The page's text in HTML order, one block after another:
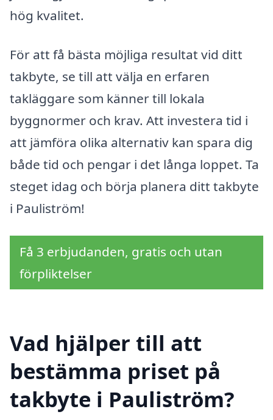
hög kvalitet.
För att få bästa möjliga resultat vid ditt
takbyte, se till att välja en erfaren
takläggare som känner till lokala
byggnormer och krav. Att investera tid i
att jämföra olika alternativ kan spara dig
både tid och pengar i det långa loppet. Ta
steget idag och börja planera ditt takbyte
i Pauliström!
Få 3 erbjudanden, gratis och utan
förpliktelser
Vad hjälper till att
bestämma priset på
takbyte i Pauliström?